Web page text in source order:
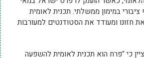
ציבורי במימון ממשלתי. תכנית לאומית
חזונו ומעודד את הסטודנטים למעורבות
כי "פרח הוא תכנית לאומית להשפעה